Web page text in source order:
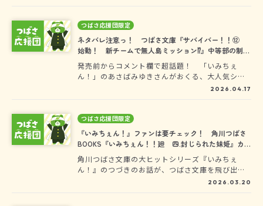
になっているんだ。君はもう気づいたかな？
つばさ応援団限定
ネタバレ注意っ！ つばさ文庫『サバイバー！！⑫
始動！ 新チームで無人島ミッション⁉』中等部の制服
資料＆“あの人”の極秘カットラフを入手！
発売前からコメント欄で超話題！ 「いみちぇ
ん！」のあさばみゆきさんがおくる、大人気シリ
ーズ『サバイバー！！』最新刊が4月8日に発売さ
に、みんな気になる中等部の制服資料（『サバイ
バー！！⑫』239ページ挿絵）と、“あの人”の極
秘カットラフ（『サバイバー！！⑫』63ページ挿
絵）を大公開しちゃいます！
2026.04.17
つばさ応援団限定
『いみちぇん！』ファンは要チェック！ 角川つばさ
BOOKS『いみちぇん！！廻 四.封じられた妹姫』カバ
ーラフを大公開！
角川つばさ文庫の大ヒットシリーズ『いみちぇ
ん！』のつづきのお話が、つばさ文庫を飛び出し
て、角川つばさBOOKSから発売中！みんなの妹・
2026.03.20